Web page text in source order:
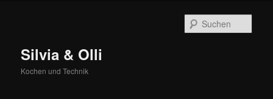
Silvia & Olli
Kochen und Technik